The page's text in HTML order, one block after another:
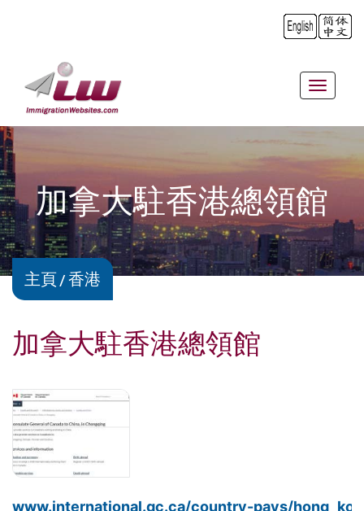
Toggle
加拿大駐香港總領館
主頁 香港
加拿大駐香港總領館
www.international.gc.ca/country-pays/